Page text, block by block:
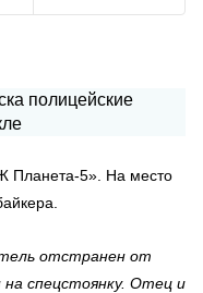
Планета-5». На место
отстранен от
на спецстоянку. Отец и